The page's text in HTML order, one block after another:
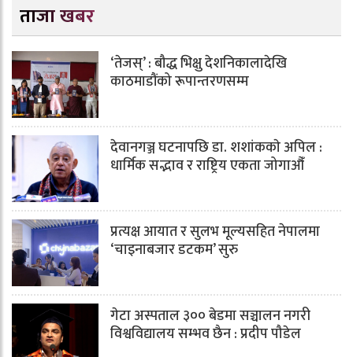
ताजा खबर
‘तेजस्’ : बौद्ध भिक्षु देशनिकालादेखि
काठमाडौंको रूपान्तरणसम्म
देवानगञ्ज घटनापछि डा. शशांककाे अपिल :
धार्मिक सद्भाव र राष्ट्रिय एकता जोगाऔँ
प्रत्यक्ष आयात र सुलभ मूल्यसहित नेपालमा
‘चाइनाबजार डटकम’ सुरु
गेटा अस्पताल ३०० बेडमा सञ्चालन नगरी
विश्वविद्यालय सम्भव छैन : प्रदीप पौडेल